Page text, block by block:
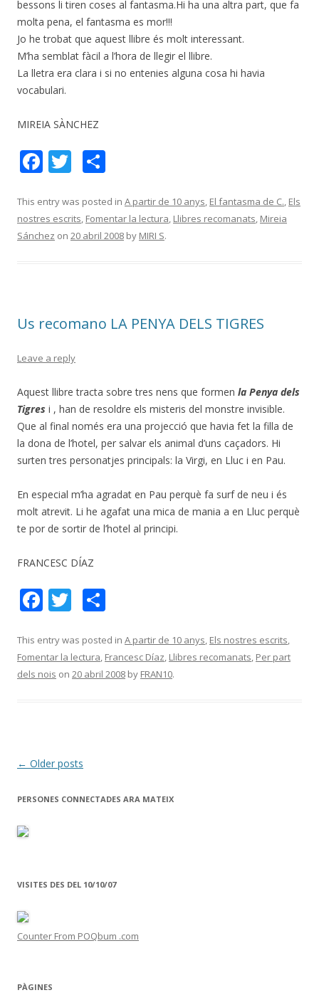
bessons li tiren coses al fantasma.Hi ha una altra part, que fa
molta pena, el fantasma es mor!!!
Jo he trobat que aquest llibre és molt interessant.
M’ha semblat fàcil a l’hora de llegir el llibre.
La lletra era clara i si no entenies alguna cosa hi havia
vocabulari.
MIREIA SÀNCHEZ
F
e
b
T
itt
er
m
p
This entry was posted in A partir de 10 anys, El fantasma de C., Els
nostres escrits, Fomentar la lectura, Llibres recomanats, Mireia
Sánchez on 20 abril 2008 by MIRI S.
Us recomano LA PENYA DELS TIGRES
Leave a reply
Aquest llibre tracta sobre tres nens que formen la Penya dels
Tigres i , han de resoldre els misteris del monstre invisible.
Que al final només era una projecció que havia fet la filla de
la dona de l’hotel, per salvar els animal d’uns caçadors. Hi
surten tres personatjes principals: la Virgi, en Lluc i en Pau.
En especial m’ha agradat en Pau perquè fa surf de neu i és
molt atrevit. Li he agafat una mica de mania a en Lluc perquè
te por de sortir de l’hotel al principi.
FRANCESC DÍAZ
F
e
b
T
itt
er
m
p
This entry was posted in A partir de 10 anys, Els nostres escrits,
Fomentar la lectura, Francesc Díaz, Llibres recomanats, Per part
dels nois on 20 abril 2008 by FRAN10.
Post
← Older posts
PERSONES CONNECTADES ARA MATEIX
VISITES DES DEL 10/10/07
Counter From POQbum .com
PÀGINES